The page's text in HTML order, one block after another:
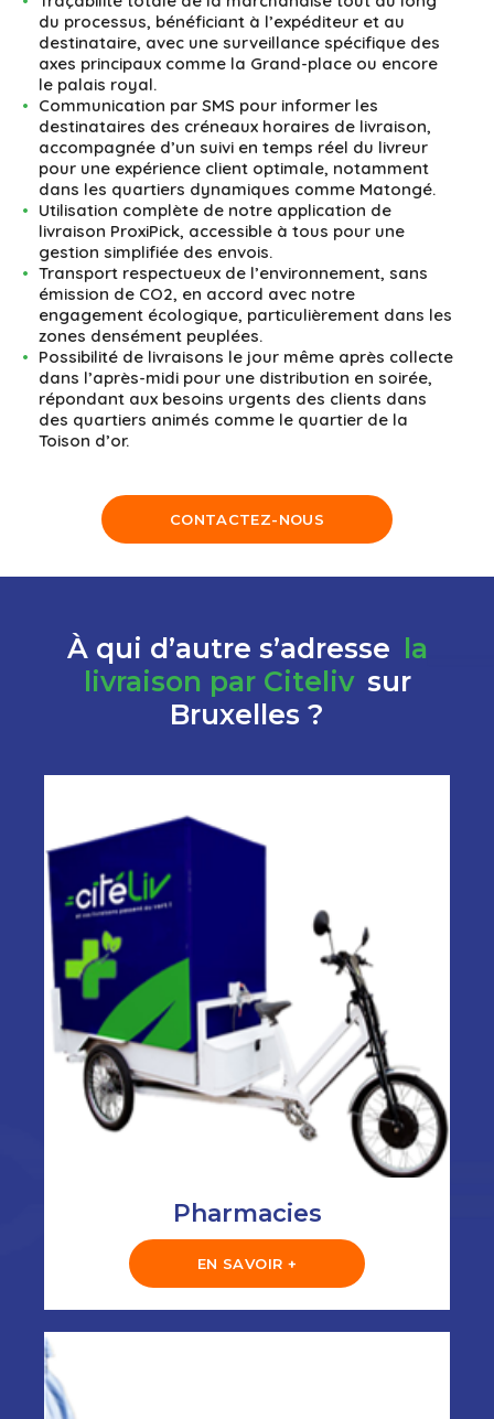
du processus, bénéficiant à l’expéditeur et au
destinataire, avec une surveillance spécifique des
axes principaux comme la Grand-place ou encore
le palais royal.
Communication par SMS pour informer les
destinataires des créneaux horaires de livraison,
accompagnée d’un suivi en temps réel du livreur
pour une expérience client optimale, notamment
dans les quartiers dynamiques comme Matongé.
Utilisation complète de notre application de
livraison ProxiPick, accessible à tous pour une
gestion simplifiée des envois.
Transport respectueux de l’environnement, sans
émission de CO2, en accord avec notre
engagement écologique, particulièrement dans les
zones densément peuplées.
Possibilité de livraisons le jour même après collecte
dans l’après-midi pour une distribution en soirée,
répondant aux besoins urgents des clients dans
des quartiers animés comme le quartier de la
Toison d’or.
CONTACTEZ-NOUS
À qui d’autre s’adresse la
livraison par Citeliv sur
Bruxelles ?
Pharmacies
EN SAVOIR +